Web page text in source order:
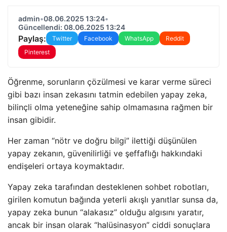
admin•08.06.2025 13:24•
Güncellendi: 08.06.2025 13:24
Paylaş: Twitter Facebook WhatsApp
Reddit
Pinterest
Öğrenme, sorunların çözülmesi ve karar verme süreci
gibi bazı insan zekasını tatmin edebilen yapay zeka,
bilinçli olma yeteneğine sahip olmamasına rağmen bir
insan gibidir.
Her zaman “nötr ve doğru bilgi” ilettiği düşünülen
yapay zekanın, güvenilirliği ve şeffaflığı hakkındaki
endişeleri ortaya koymaktadır.
Yapay zeka tarafından desteklenen sohbet robotları,
girilen komutun bağında yeterli akışlı yanıtlar sunsa da,
yapay zeka bunun “alakasız” olduğu algısını yaratır,
ancak bir insan olarak “halüsinasyon” ciddi sonuçlara